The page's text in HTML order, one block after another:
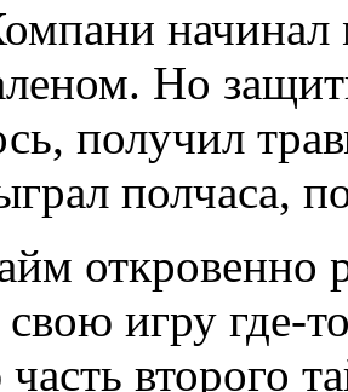
начинал
Но
получил
полчаса,
откровенно
игру где-
второго